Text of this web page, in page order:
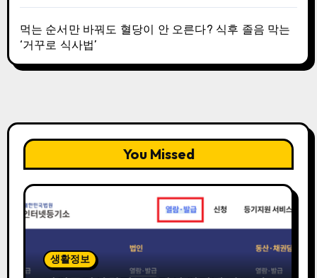
먹는 순서만 바꿔도 혈당이 안 오른다? 식후 졸음 막는
‘거꾸로 식사법’
You Missed
생활정보